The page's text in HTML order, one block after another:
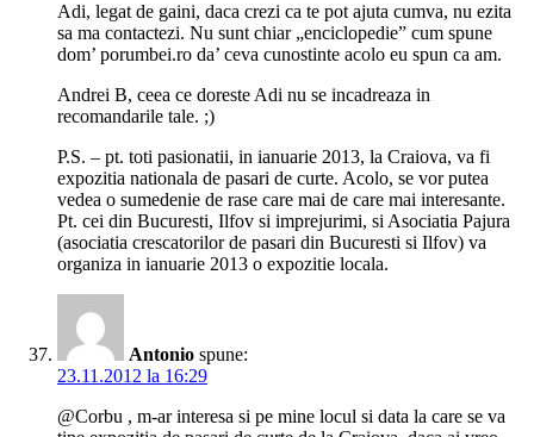
Adi, legat de gaini, daca crezi ca te pot ajuta cumva, nu ezita
sa ma contactezi. Nu sunt chiar „enciclopedie” cum spune
dom’ porumbei.ro da’ ceva cunostinte acolo eu spun ca am.
Andrei B, ceea ce doreste Adi nu se incadreaza in
recomandarile tale. ;)
P.S. – pt. toti pasionatii, in ianuarie 2013, la Craiova, va fi
expozitia nationala de pasari de curte. Acolo, se vor putea
vedea o sumedenie de rase care mai de care mai interesante.
Pt. cei din Bucuresti, Ilfov si imprejurimi, si Asociatia Pajura
(asociatia crescatorilor de pasari din Bucuresti si Ilfov) va
organiza in ianuarie 2013 o expozitie locala.
Antonio spune:
23.11.2012 la 16:29
@Corbu , m-ar interesa si pe mine locul si data la care se va